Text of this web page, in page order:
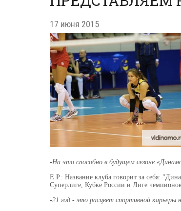
17 июня 2015
-На что способно в будущем сезоне
Е.Р.: Название клуба говорит за себя:
Суперлиге, Кубке России и Лиге
-21 год - это расцвет спортивной карьеры